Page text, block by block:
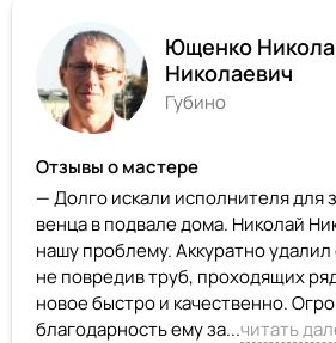
Ющенко
Николаевич
Губино
Отзывы о мастере
— Долго искали исполнителя для
венца в подвале дома. Николай
нашу проблему. Аккуратно
не повредив труб, проходящих
новое быстро и качественно.
благодарность ему за...читать